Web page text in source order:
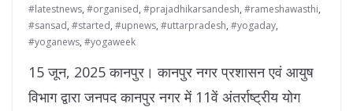
#latestnews, #organised, #prajadhikarsandesh, #rameshawasthi,
#sansad, #started, #upnews, #uttarpradesh, #yogaday,
#yoganews, #yogaweek
15 जून, 2025 कानपुर। कानपुर नगर प्रशासन एवं आयुष
विभाग द्वारा जनपद कानपुर नगर में 11वें अंतर्राष्ट्रीय योग